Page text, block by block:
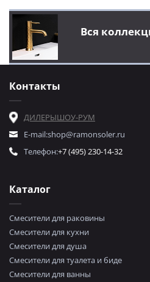
Вся
Каталог
Смесители для раковины
Смесители для кухни
Смесители для душа
Смесители для туалета и биде
Смесители для ванны
Контакты
ДИЛЕРЫШОУ-РУМ
E-mail:shop@ramonsoler.ru
Телефон:+7 (495) 230-14-32